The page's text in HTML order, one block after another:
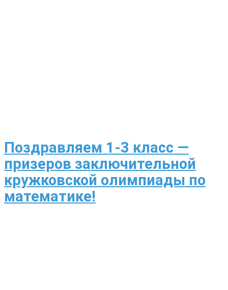
Поздравляем 1-3 класс —
призеров заключительной
кружковской олимпиады по
математике!